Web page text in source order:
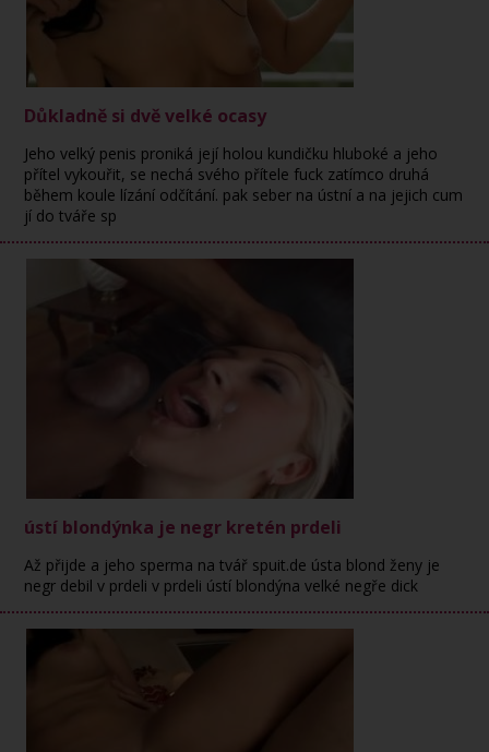
Důkladně si dvě velké ocasy
Jeho velký penis proniká její holou kundičku hluboké a jeho
přítel vykouřit, se nechá svého přítele fuck zatímco druhá
během koule lízání odčítání. pak seber na ústní a na jejich cum
jí do tváře sp
ústí blondýnka je negr kretén prdeli
Až přijde a jeho sperma na tvář spuit.de ústa blond ženy je
negr debil v prdeli v prdeli ústí blondýna velké negře dick